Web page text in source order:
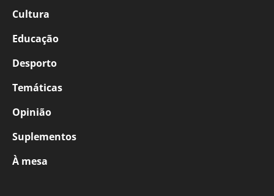
Cultura
Educação
Desporto
Temáticas
Opinião
Suplementos
À mesa